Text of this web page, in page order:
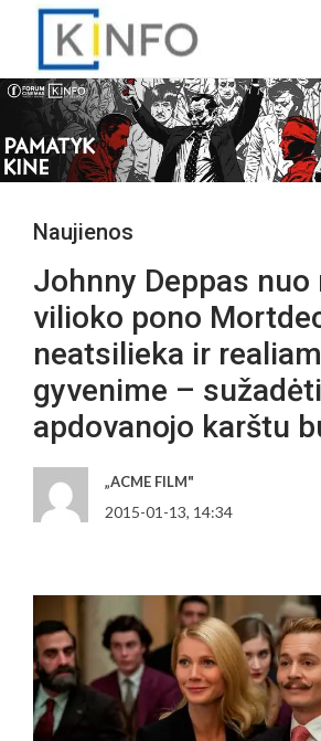
Naujienos
Johnny Deppas nuo
vilioko pono
neatsilieka ir
gyvenime –
apdovanojo karštu
„ACME FILM"
2015-01-13, 14:34